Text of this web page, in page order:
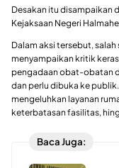
Desakan itu disampaikan
Kejaksaan Negeri
Dalam aksi tersebut,
menyampaikan kritik
pengadaan obat-obatan
dan perlu dibuka ke
mengeluhkan layanan
keterbatasan fasilitas,
Baca Juga: